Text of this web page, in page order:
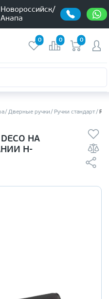
Новороссийск/
Анапа
0 0 0
Дверные ручки Ручки стандарт
НА
H-